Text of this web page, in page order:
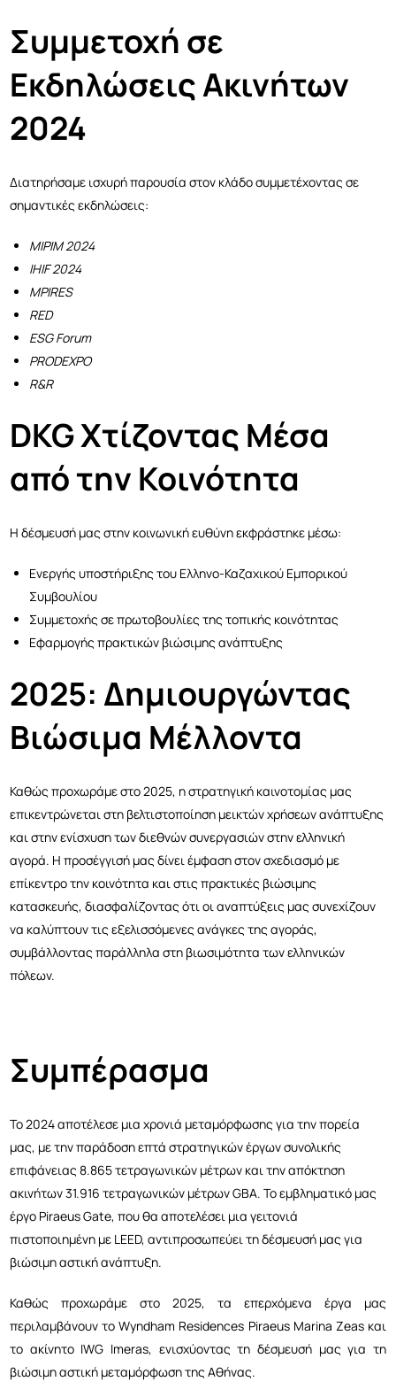
Συμμετοχή σε
Εκδηλώσεις Ακινήτων
2024
Διατηρήσαμε ισχυρή παρουσία στον κλάδο συμμετέχοντας σε
σημαντικές εκδηλώσεις:
MIPIM 2024
IHIF 2024
MPIRES
RED
ESG Forum
PRODEXPO
R&R
DKG Χτίζοντας Μέσα
από την Κοινότητα
Η δέσμευσή μας στην κοινωνική ευθύνη εκφράστηκε μέσω:
Ενεργής υποστήριξης του Ελληνο-Καζαχικού Εμπορικού
Συμβουλίου
Συμμετοχής σε πρωτοβουλίες της τοπικής κοινότητας
Εφαρμογής πρακτικών βιώσιμης ανάπτυξης
2025: Δημιουργώντας
Βιώσιμα Μέλλοντα
Καθώς προχωράμε στο 2025, η στρατηγική καινοτομίας μας
επικεντρώνεται στη βελτιστοποίηση μεικτών χρήσεων ανάπτυξης
και στην ενίσχυση των διεθνών συνεργασιών στην ελληνική
αγορά. Η προσέγγισή μας δίνει έμφαση στον σχεδιασμό με
επίκεντρο την κοινότητα και στις πρακτικές βιώσιμης
κατασκευής, διασφαλίζοντας ότι οι αναπτύξεις μας συνεχίζουν
να καλύπτουν τις εξελισσόμενες ανάγκες της αγοράς,
συμβάλλοντας παράλληλα στη βιωσιμότητα των ελληνικών
πόλεων.
Συμπέρασμα
Το 2024 αποτέλεσε μια χρονιά μεταμόρφωσης για την πορεία
μας, με την παράδοση επτά στρατηγικών έργων συνολικής
επιφάνειας 8.865 τετραγωνικών μέτρων και την απόκτηση
ακινήτων 31.916 τετραγωνικών μέτρων GBA. Το εμβληματικό μας
έργο Piraeus Gate, που θα αποτελέσει μια γειτονιά
πιστοποιημένη με LEED, αντιπροσωπεύει τη δέσμευσή μας για
βιώσιμη αστική ανάπτυξη.
Καθώς προχωράμε στο 2025, τα επερχόμενα έργα μας
περιλαμβάνουν το Wyndham Residences Piraeus Marina Zeas και
το ακίνητο IWG Imeras, ενισχύοντας τη δέσμευσή μας για τη
βιώσιμη αστική μεταμόρφωση της Αθήνας.